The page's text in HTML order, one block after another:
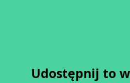
Udostępnij to